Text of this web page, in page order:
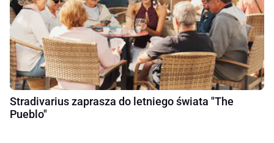
Stradivarius zaprasza do letniego świata "The
Pueblo"